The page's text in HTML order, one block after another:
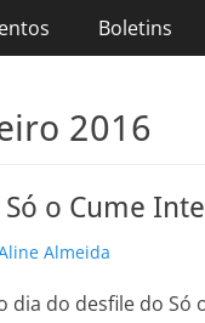
Boletins
2016
o Cume
Almeida
dia do desfile do Só